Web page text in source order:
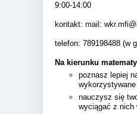
9:00-14:00
kontakt: mail:
telefon: 789198488 (w
Na kierunku
poznasz lepiej
nauczysz się
wyciągać z nich